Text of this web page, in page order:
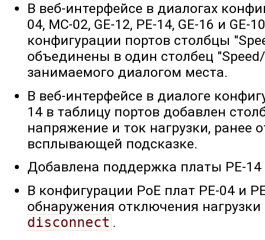
В веб-интерфейсе в диалогах
04, MC-02, GE-12, PE-14, GE-16 и GE-
конфигурации портов столбцы
объединены в один столбец
занимаемого диалогом места.
В веб-интерфейсе в диалоге
14 в таблицу портов добавлен
напряжение и ток нагрузки, ранее
всплывающей подсказке.
Добавлена поддержка платы PE-
В конфигурации PoE плат PE-04 и
обнаружения отключения
disconnect .